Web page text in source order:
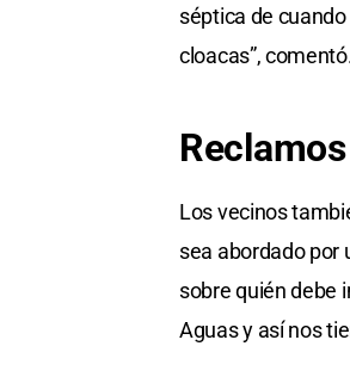
séptica de
cloacas”,
Los vecinos
sea abordado por
sobre quién debe
Aguas y así nos